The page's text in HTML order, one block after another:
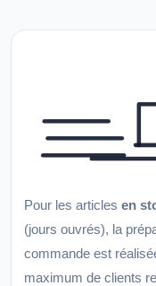
Pour les articles en
(jours ouvrés), la
commande est
maximum de clients